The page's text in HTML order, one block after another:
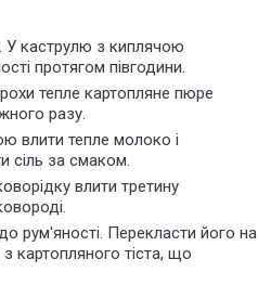
У каструлю з киплячою
протягом півгодини.
тепле картопляне пюре
разу.
влити тепле молоко і
сіль за смаком.
влити третину
рум'яності. Перекласти його на
картопляного тіста, що